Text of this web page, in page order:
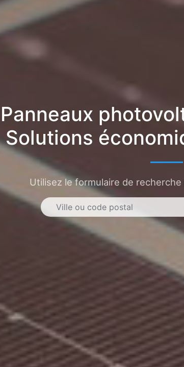
Panneaux
Solutions
Utilisez le formulaire de